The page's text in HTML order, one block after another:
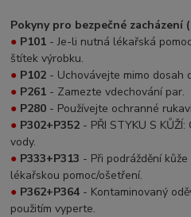
Pokyny pro bezpečné zacházení
● P101 - Je-li nutná lékařská
štítek výrobku.
● P102 - Uchovávejte mimo dosah
● P261 - Zamezte vdechování par.
● P280 - Používejte ochranné
● P302+P352 - PŘI STYKU S
vody.
● P333+P313 - Při podráždění
lékařskou pomoc/ošetření.
● P362+P364 - Kontaminovaný
použitím vyperte.